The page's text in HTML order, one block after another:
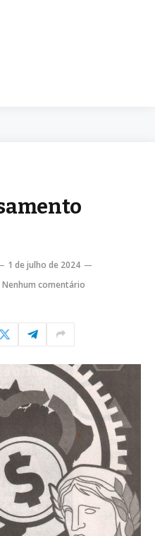
1 de julho de 2024
Nenhum comentário